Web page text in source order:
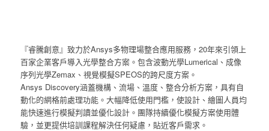
『睿騰創意』致力於Ansys多物理場整合應用服務，20年來引領上
百家企業客戶導入光學整合方案。包含波動光學Lumerical、成像
序列光學Zemax、視覺模擬SPEOS的跨尺度方案。
Ansys Discovery涵蓋機構、流場、溫度、整合分析方案，具有自
動化的網格前處理功能。大幅降低使用門檻，使設計、繪圖人員均
能快速進行模擬判讀並優化設計。團隊持續優化模擬方案使用體
驗，並更提供培訓課程解決任何疑慮，貼近客戶需求。